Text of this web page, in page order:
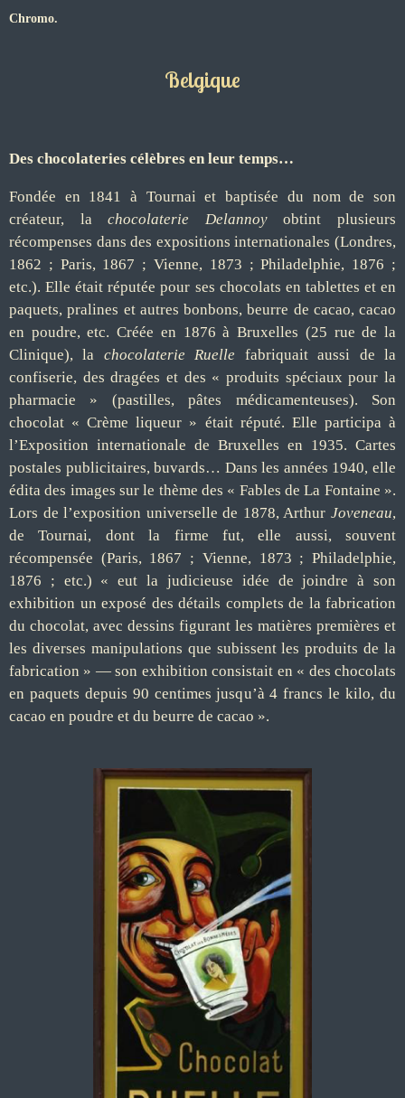
Chromo.
Belgique
Des chocolateries célèbres en leur temps…
Fondée en 1841 à Tournai et baptisée du nom de son
créateur, lachocolaterie Delannoyobtint plusieurs
récompenses dans des expositions internationales (Londres,
1862 ; Paris, 1867 ; Vienne, 1873 ; Philadelphie, 1876 ;
etc.). Elle était réputée pour ses chocolats en tablettes et en
paquets, pralines et autres bonbons, beurre de cacao, cacao
en poudre, etc. Créée en 1876 à Bruxelles (25 rue de la
Clinique), la chocolaterie Ruelle fabriquait aussi de la
confiserie, des dragées et des « produits spéciaux pour la
pharmacie » (pastilles, pâtes médicamenteuses). Son
chocolat « Crème liqueur » était réputé. Elle participa à
l’Exposition internationale de Bruxelles en 1935. Cartes
postales publicitaires, buvards… Dans les années 1940, elle
édita des images sur le thème des « Fables de La Fontaine ».
Lors de l’exposition universelle de 1878, Arthur Joveneau,
de Tournai, dont la firme fut, elle aussi, souvent
récompensée (Paris, 1867 ; Vienne, 1873 ; Philadelphie,
1876 ; etc.) « eut la judicieuse idée de joindre à son
exhibition un exposé des détails complets de la fabrication
du chocolat, avec dessins figurant les matières premières et
les diverses manipulations que subissent les produits de la
fabrication » — son exhibition consistait en « des chocolats
en paquets depuis 90 centimes jusqu’à 4 francs le kilo, du
cacao en poudre et du beurre de cacao ».